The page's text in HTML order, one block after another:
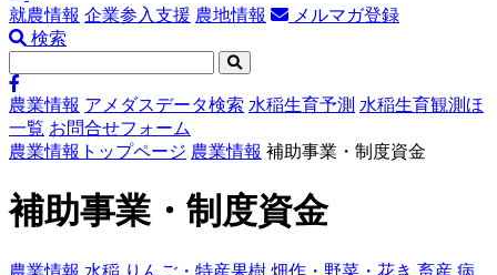
就農情報 企業参入支援 農地情報
メルマガ登録
検索
農業情報 アメダスデータ検索 水稲生育予測 水稲生育観測ほ
一覧 お問合せフォーム
農業情報トップページ 農業情報 補助事業・制度資金
補助事業・制度資金
農業情報 水稲 りんご・特産果樹 畑作・野菜・花き 畜産 病